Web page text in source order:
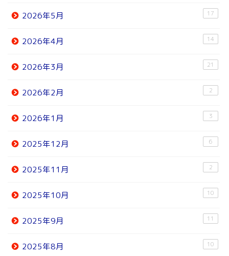
2026年5月 17
2026年4月 14
2026年3月 21
2026年2月 2
2026年1月 3
2025年12月 6
2025年11月 2
2025年10月 10
2025年9月 11
2025年8月 10